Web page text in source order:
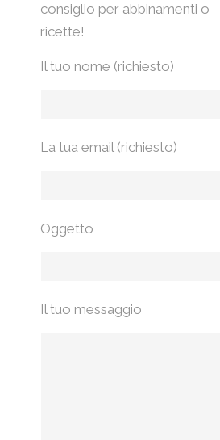
consiglio per abbinamenti o
ricette!
Il tuo nome (richiesto)
La tua email (richiesto)
Oggetto
Il tuo messaggio